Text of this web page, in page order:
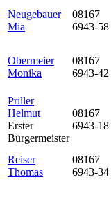
Neugebauer
Mia
08167
6943-58
Obermeier
Monika
08167
6943-42
Priller
Helmut
Erster
Bürgermeister
08167
6943-18
Reiser
Thomas
08167
6943-34